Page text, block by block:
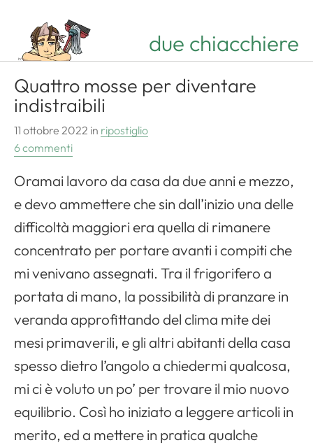
due chiacchiere
Quattro mosse per diventare
indistraibili
11 ottobre 2022 in ripostiglio
6 commenti
Oramai lavoro da casa da due anni e mezzo,
e devo ammettere che sin dall’inizio una delle
difficoltà maggiori era quella di rimanere
concentrato per portare avanti i compiti che
mi venivano assegnati. Tra il frigorifero a
portata di mano, la possibilità di pranzare in
veranda approfittando del clima mite dei
mesi primaverili, e gli altri abitanti della casa
spesso dietro l’angolo a chiedermi qualcosa,
mi ci è voluto un po’ per trovare il mio nuovo
equilibrio. Così ho iniziato a leggere articoli in
merito, ed a mettere in pratica qualche